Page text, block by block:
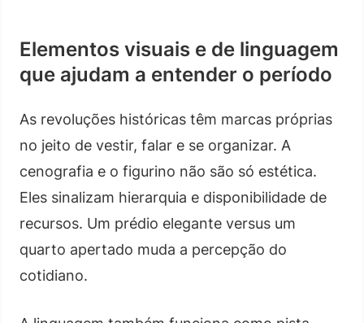
Elementos visuais e de linguagem
que ajudam a entender o período
As revoluções históricas têm marcas próprias
no jeito de vestir, falar e se organizar. A
cenografia e o figurino não são só estética.
Eles sinalizam hierarquia e disponibilidade de
recursos. Um prédio elegante versus um
quarto apertado muda a percepção do
cotidiano.